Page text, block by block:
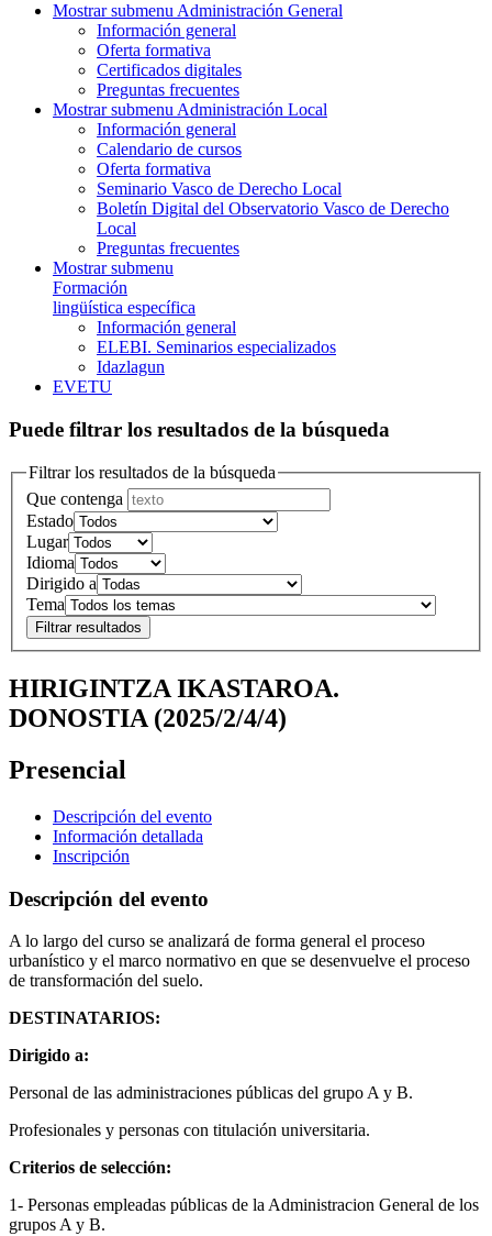
Mostrar submenu Administración General
Información general
Oferta formativa
Certificados digitales
Preguntas frecuentes
Mostrar submenu Administración Local
Información general
Calendario de cursos
Oferta formativa
Seminario Vasco de Derecho Local
Boletín Digital del Observatorio Vasco de Derecho
Local
Preguntas frecuentes
Mostrar submenu
Formación
lingüística específica
Información general
ELEBI. Seminarios especializados
Idazlagun
EVETU
Puede filtrar los resultados de la búsqueda
Filtrar los resultados de la búsqueda
Que contenga
Estado
Lugar
Idioma
Dirigido a
Tema
HIRIGINTZA IKASTAROA.
DONOSTIA (2025/2/4/4)
Presencial
Descripción del evento
Información detallada
Inscripción
Descripción del evento
A lo largo del curso se analizará de forma general el proceso
urbanístico y el marco normativo en que se desenvuelve el proceso
de transformación del suelo.
DESTINATARIOS:
Dirigido a:
Personal de las administraciones públicas del grupo A y B.
Profesionales y personas con titulación universitaria.
Criterios de selección:
1- Personas empleadas públicas de la Administracion General de los
grupos A y B.